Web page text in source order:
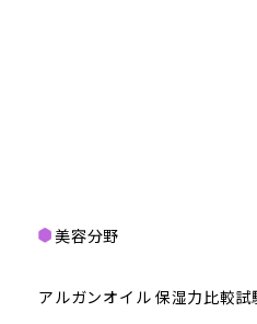
美容分野
アルガンオイル 保湿力比較